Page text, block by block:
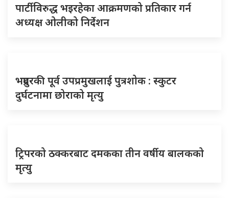
पार्टीविरुद्ध भइरहेका आक्रमणको प्रतिकार गर्न
अध्यक्ष ओलीको निर्देशन
भद्रपुरकी पूर्व उपप्रमुखलाई पुत्रशोक : स्कुटर
दुर्घटनामा छोराको मृत्यु
ट्रिपरको ठक्करबाट दमकका तीन वर्षीय बालकको
मृत्यु